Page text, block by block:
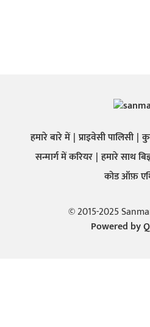
हमारे बारे में प्राइवेसी पालिसी
सन्मार्ग में करियर हमारे साथ
कोड ऑफ़
© 2015-2025
Powered by